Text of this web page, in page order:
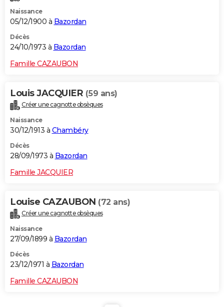
Naissance
05/12/1900 à Bazordan
Décès
24/10/1973 à Bazordan
Famille CAZAUBON
Louis JACQUIER (59 ans)
Créer une cagnotte obsèques
Naissance
30/12/1913 à Chambéry
Décès
28/09/1973 à Bazordan
Famille JACQUIER
Louise CAZAUBON (72 ans)
Créer une cagnotte obsèques
Naissance
27/09/1899 à Bazordan
Décès
23/12/1971 à Bazordan
Famille CAZAUBON